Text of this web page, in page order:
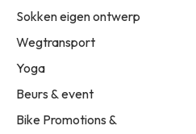
Sokken eigen ontwerp
Wegtransport
Yoga
Beurs & event
Bike Promotions &